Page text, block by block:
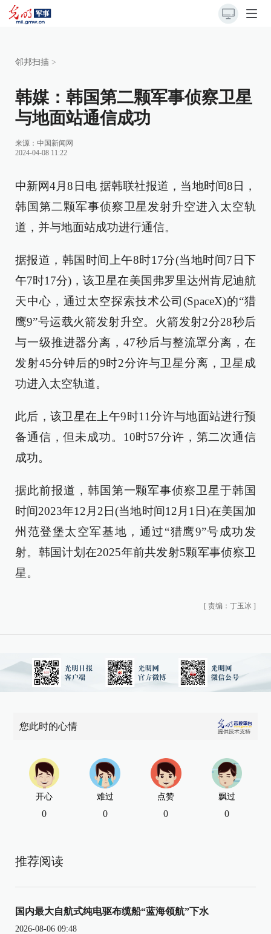
邻邦扫描 >
韩媒：韩国第二颗军事侦察卫星
与地面站通信成功
来源： 中国新闻网
2024-04-08 11:22
中新网4月8日电 据韩联社报道，当地时间8日，
韩国第二颗军事侦察卫星发射升空进入太空轨
道，并与地面站成功进行通信。
据报道，韩国时间上午8时17分(当地时间7日下
午7时17分)，该卫星在美国弗罗里达州肯尼迪航
天中心，通过太空探索技术公司(SpaceX)的“猎
鹰9”号运载火箭发射升空。火箭发射2分28秒后
与一级推进器分离，47秒后与整流罩分离，在
发射45分钟后的9时2分许与卫星分离，卫星成
功进入太空轨道。
此后，该卫星在上午9时11分许与地面站进行预
备通信，但未成功。10时57分许，第二次通信
成功。
据此前报道，韩国第一颗军事侦察卫星于韩国
时间2023年12月2日(当地时间12月1日)在美国加
州范登堡太空军基地，通过“猎鹰9”号成功发
射。韩国计划在2025年前共发射5颗军事侦察卫
星。
[ 责编：丁玉冰 ]
您此时的心情
开心
0
难过
0
点赞
0
飘过
0
推荐阅读
国内最大自航式纯电驱布缆船“蓝海领航”下水
2026-08-06 09:48